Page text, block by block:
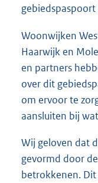
Woonwijken
Haarwijk en
en partners
over dit
om ervoor te
aansluiten bij
Wij geloven dat
gevormd door
betrokkenen.